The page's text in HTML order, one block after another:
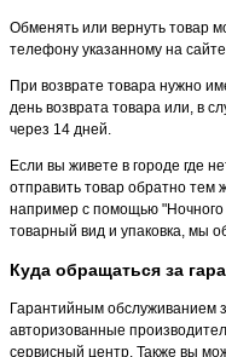
Обменять или вернуть товар
телефону указанному на сайте.
При возврате товара нужно
день возврата товара или, в
через 14 дней.
Если вы живете в городе где
отправить товар обратно тем
например с помощью "Ночного
товарный вид и упаковка, мы
Куда обращаться за
Гарантийным обслуживанием
авторизованные
сервисный центр. Также вы